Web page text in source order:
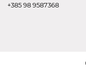
+385 98 9587368